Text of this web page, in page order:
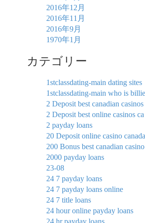
2016年12月
2016年11月
2016年9月
1970年1月
カテゴリー
1stclassdating-main dating sites
1stclassdating-main who is
2 Deposit best canadian
2 Deposit best online casinos ca
2 payday loans
20 Deposit online casino canada
200 Bonus best canadian casino
2000 payday loans
23-08
24 7 payday loans
24 7 payday loans online
24 7 title loans
24 hour online payday loans
24 hr payday loans